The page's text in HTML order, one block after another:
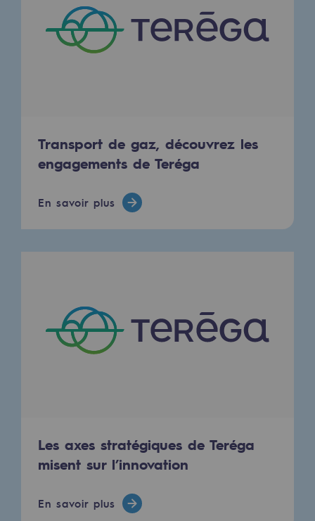
Stratégie & Innovation
Notre stratégie d’innovation
Objectif Recherche & Innovation :
Objectif Recherche & Innovation :
Newsroom
Communiqués de presse
L'édito Teréga
Transport de gaz, découvrez les
engagements de Teréga
En savoir plus
Les axes stratégiques de Teréga
misent sur l’innovation
En savoir plus